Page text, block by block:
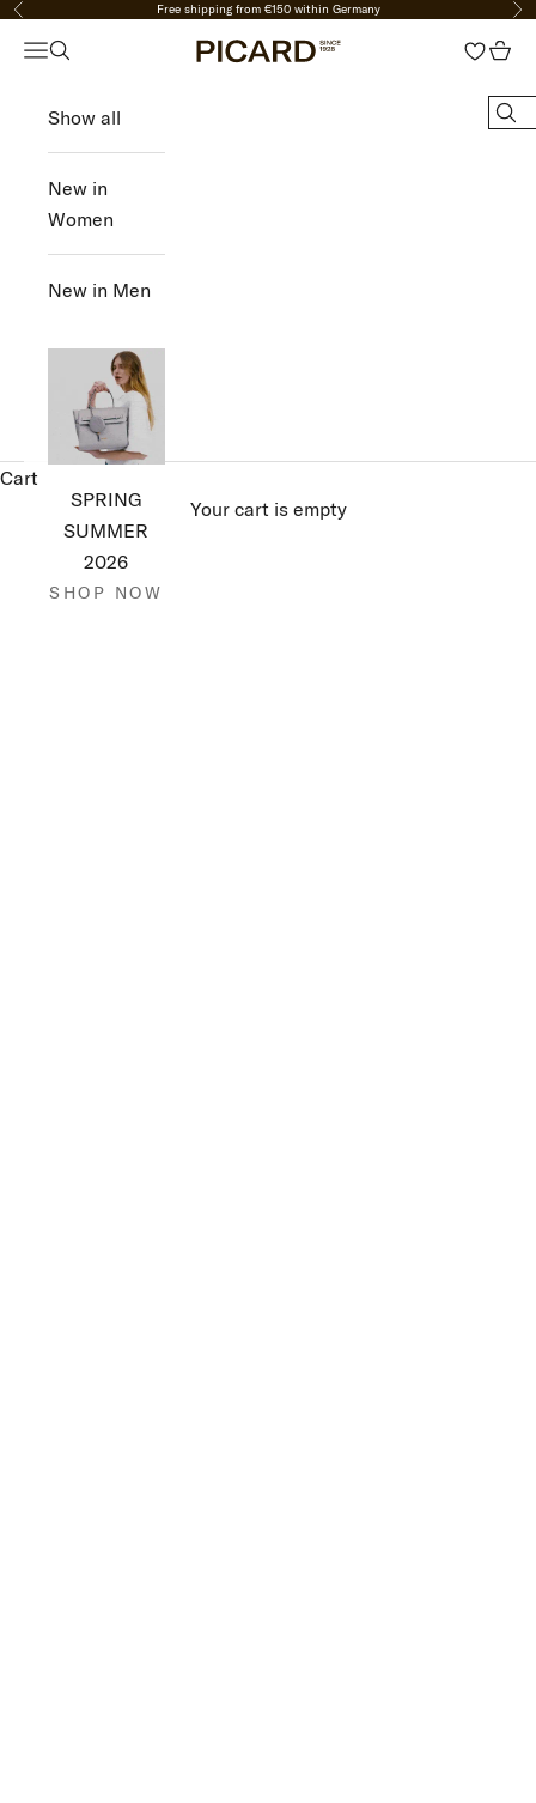
Skip to content
Previous Free shipping from €150 within Germany
PICARD Fashion
Open navigation menu
Open search
Show all
New in
Women
New in Men
SPRING
SUMMER
2026
SHOP NOW
NEW
IN
WOMEN
MEN
LOGIN
Cart
Your cart is empty
FINAL SALE